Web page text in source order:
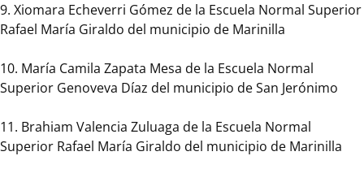
9. Xiomara Echeverri Gómez de la Escuela Normal Superior
Rafael María Giraldo del municipio de Marinilla
10. María Camila Zapata Mesa de la Escuela Normal
Superior Genoveva Díaz del municipio de San Jerónimo
11. Brahiam Valencia Zuluaga de la Escuela Normal
Superior Rafael María Giraldo del municipio de Marinilla
Maestros
y
para
la
se
reconocieron: